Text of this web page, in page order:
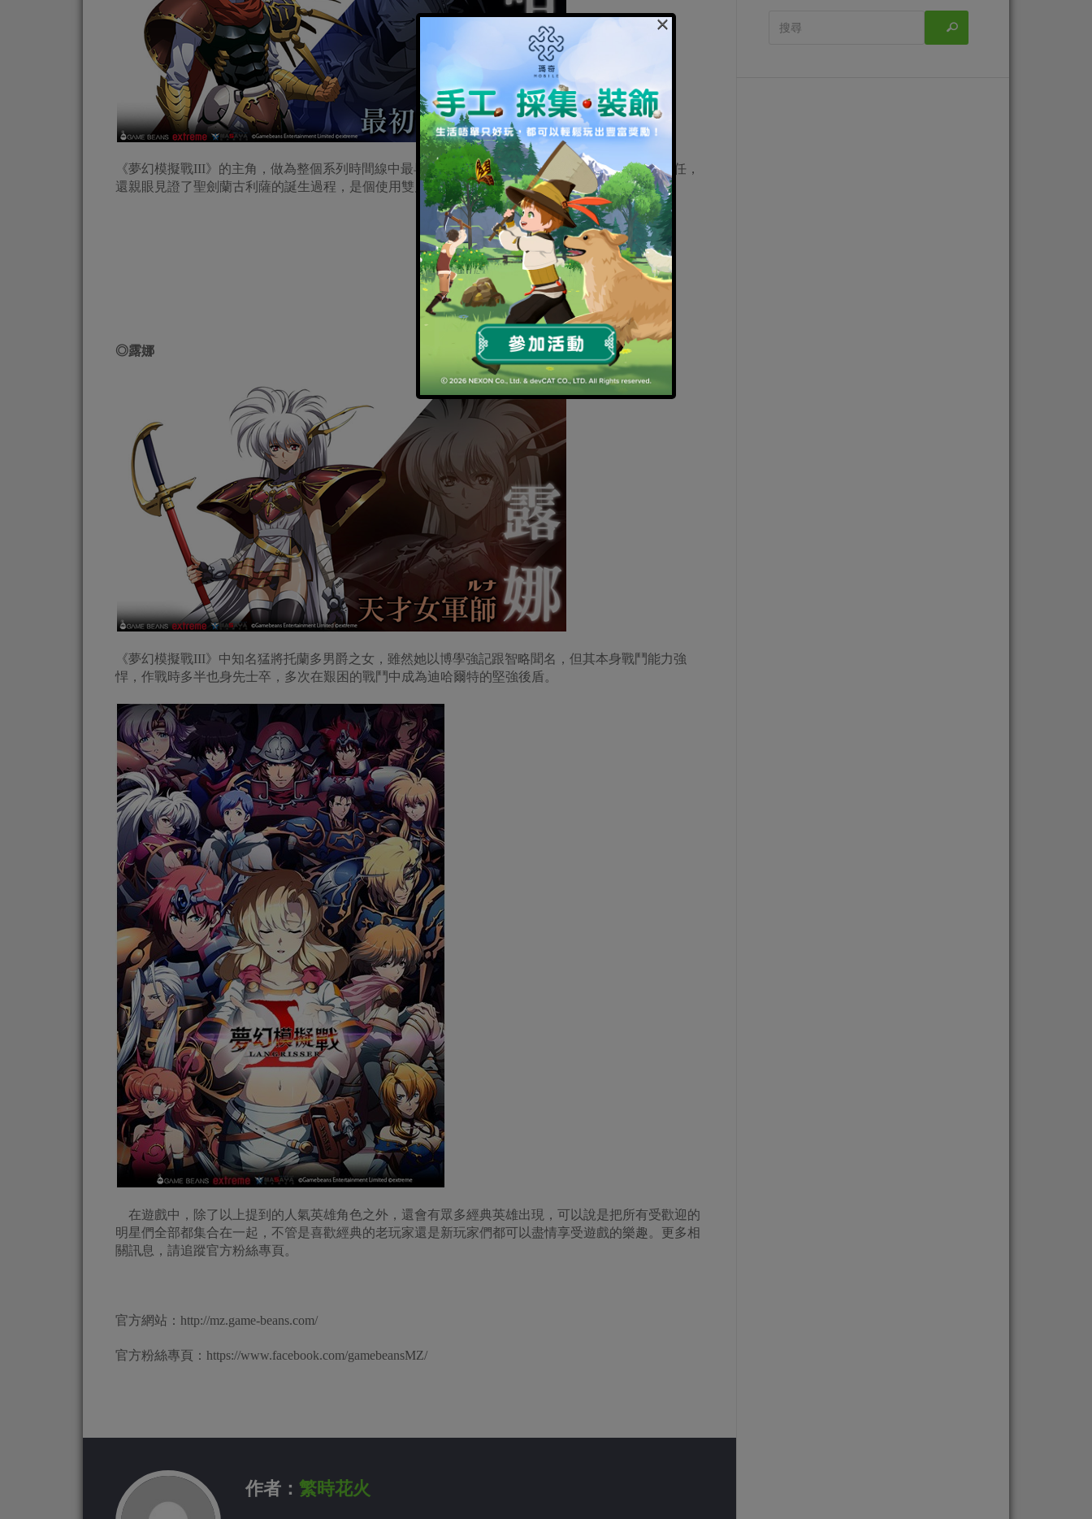
《夢幻模擬戰III》的主角，做為整個系列時間線中最早出現的勇者，在國家沉淪之時承擔了復國重任，
還親眼見證了聖劍蘭古利薩的誕生過程，是個使用雙刀流的豪爽騎士。
◎露娜
《夢幻模擬戰III》中知名猛將托蘭多男爵之女，雖然她以博學強記跟智略聞名，但其本身戰鬥能力強
悍，作戰時多半也身先士卒，多次在艱困的戰鬥中成為迪哈爾特的堅強後盾。
在遊戲中，除了以上提到的人氣英雄角色之外，還會有眾多經典英雄出現，可以說是把所有受歡迎的
明星們全部都集合在一起，不管是喜歡經典的老玩家還是新玩家們都可以盡情享受遊戲的樂趣。更多相
關訊息，請追蹤官方粉絲專頁。
官方網站：http://mz.game-beans.com/
官方粉絲專頁：https://www.facebook.com/gamebeansMZ/
作者： 繁時花火
×